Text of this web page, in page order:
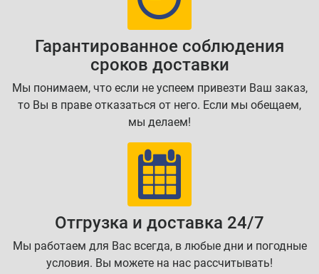
Гарантированное соблюдения
сроков доставки
Мы понимаем, что если не успеем привезти Ваш заказ,
то Вы в праве отказаться от него. Если мы обещаем,
мы делаем!
Отгрузка и доставка 24/7
Мы работаем для Вас всегда, в любые дни и погодные
условия. Вы можете на нас рассчитывать!